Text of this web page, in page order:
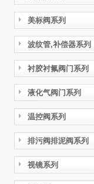
美标阀系列
波纹管,补偿器系列
衬胶衬氟阀门系列
液化气阀门系列
温控阀系列
排污阀排泥阀系列
视镜系列